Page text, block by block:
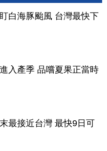
白海豚颱風 台灣最快下
入產季 品嚐夏果正當時
最接近台灣 最快9日可